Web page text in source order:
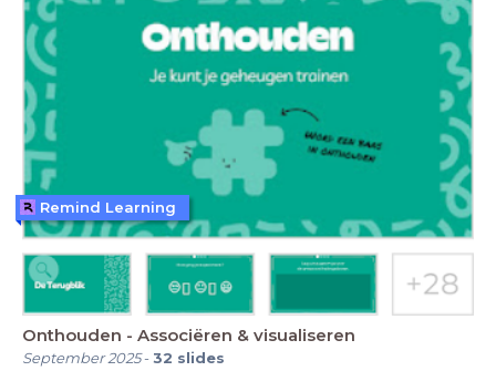
Onthouden - Associëren & visualiseren
September 2025-32 slides
Remind Learning